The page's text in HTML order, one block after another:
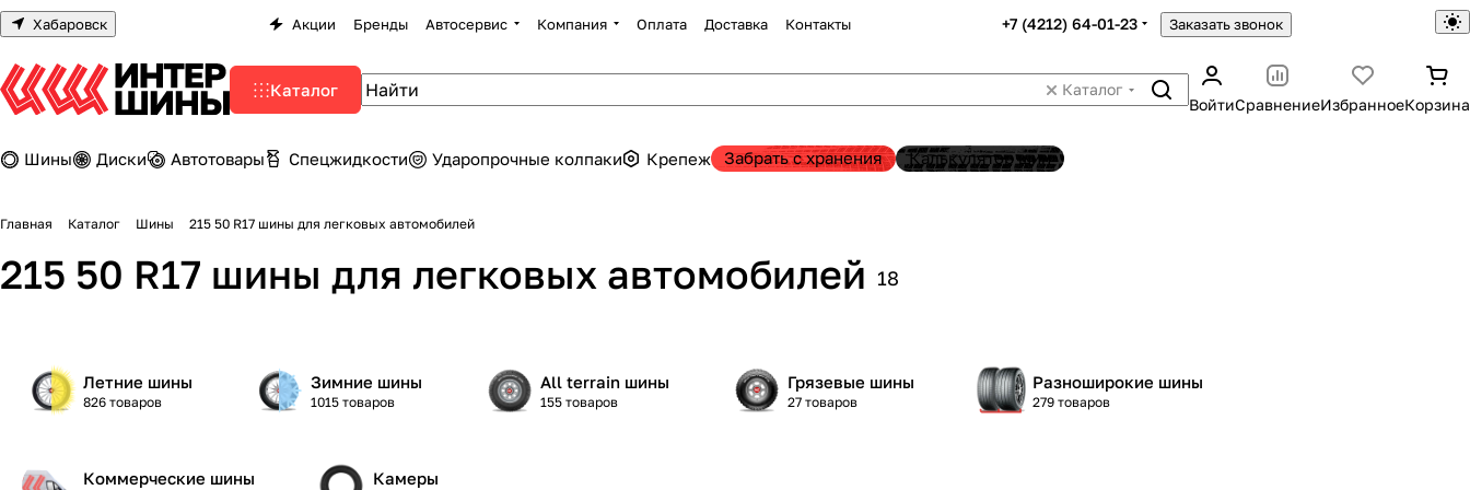
Хабаровск Акции Бренды Автосервис Компания Оплата Доставка Контакты +7 (4212) 64-01-23 Заказать звонок
Каталог
Каталог
ВойтиСравнениеИзбранноеКорзина
Шины Диски Автотовары Спецжидкости Ударопрочные колпаки Крепеж Забрать с хранения Калькулятор шин
Главная Каталог Шины 215 50 R17 шины для легковых автомобилей
215 50 R17 шины для легковых автомобилей 18
Летние шины
826 товаров
Зимние шины
1015 товаров
All terrain шины
155 товаров
Грязевые шины
27 товаров
Разноширокие шины
279 товаров
Коммерческие шины Камеры